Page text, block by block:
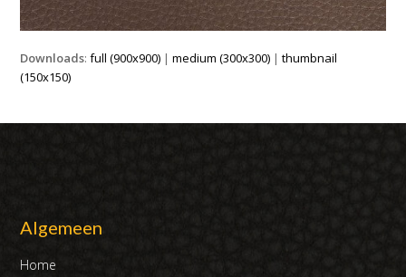
Downloads:full (900x900) |medium (300x300) |thumbnail
(150x150)
Algemeen
Home